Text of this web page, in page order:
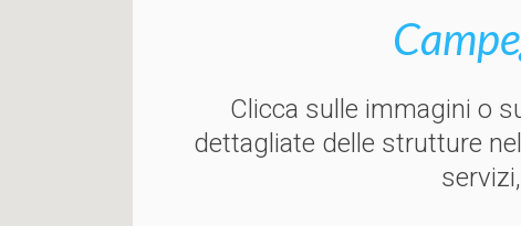
Clicca sulle immagini o
dettagliate delle strutture